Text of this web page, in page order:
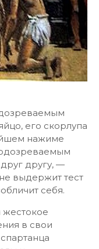
его скорлупа
нажиме
другу, —
выдержит тест
себя.
жестокое
в свои